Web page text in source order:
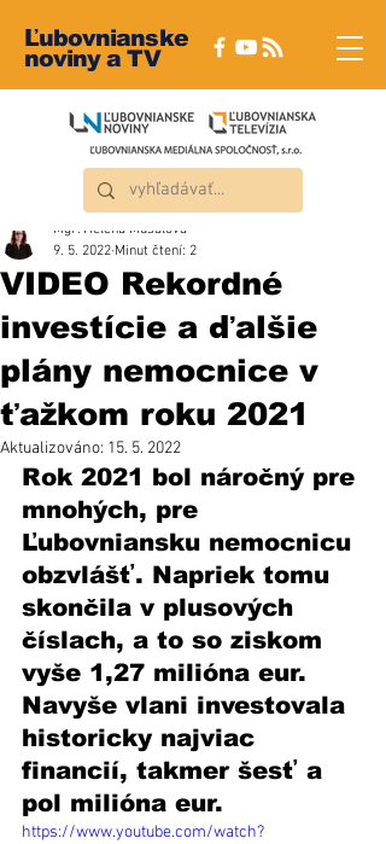
Ľubovnianske
noviny a TV
VIDEO Rekordné
investície a ďalšie
plány nemocnice v
ťažkom roku 2021
Mgr. Helena Musalová
9. 5. 2022 Minut čtení: 2
Aktualizováno: 15. 5. 2022
Rok 2021 bol náročný pre
mnohých, pre
Ľubovniansku nemocnicu
obzvlášť. Napriek tomu
skončila v plusových
číslach, a to so ziskom
vyše 1,27 milióna eur.
Navyše vlani investovala
historicky najviac
financií, takmer šesť a
pol milióna eur.
https://www.youtube.com/watch?